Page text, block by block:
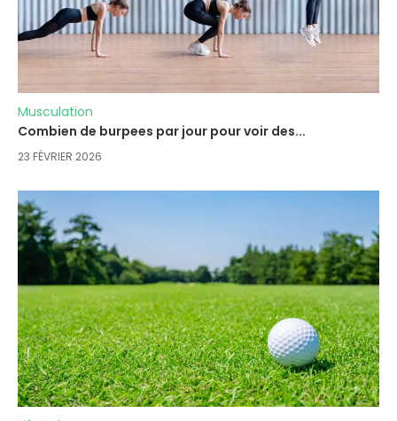
Musculation
Combien de burpees par jour pour voir des...
23 FÉVRIER 2026